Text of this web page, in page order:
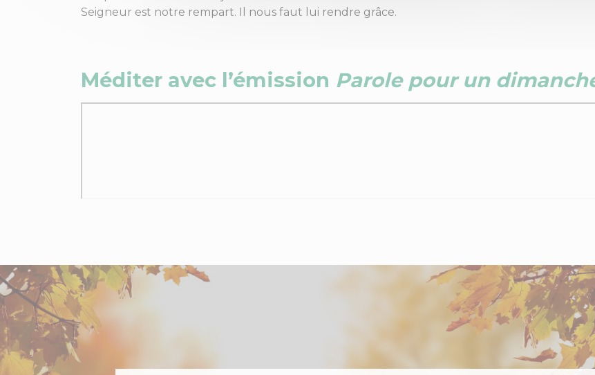
Seigneur est notre rempart. Il nous faut lui rendre grâce.
Méditer avec l’émission Parole pour un